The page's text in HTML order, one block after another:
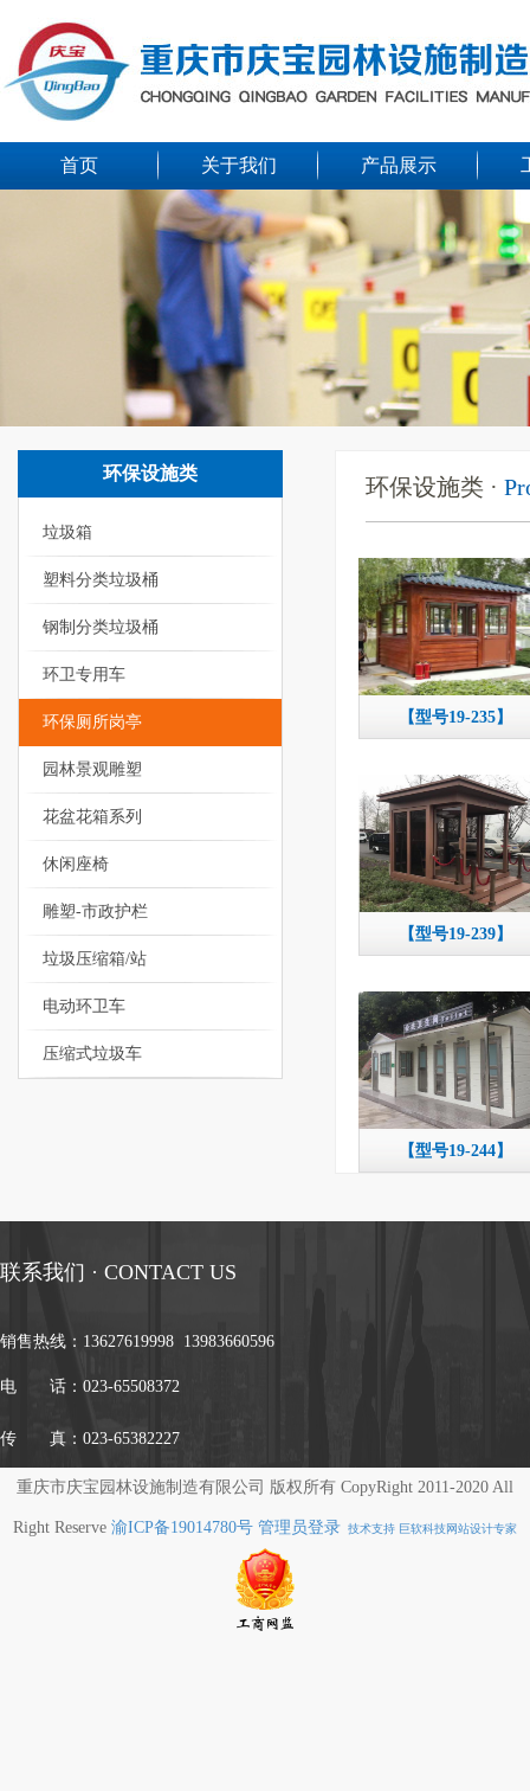
首页 关于我们 产品展示
环保设施类
垃圾箱
塑料分类垃圾桶
钢制分类垃圾桶
环卫专用车
环保厕所岗亭
园林景观雕塑
花盆花箱系列
休闲座椅
雕塑-市政护栏
垃圾压缩箱/站
电动环卫车
压缩式垃圾车
环保设施类 ·
【型号19-235】
【型号19-239】
【型号19-244】
联系我们 · CONTACT US
销售热线： 13627619998 13983660596
电 话：023-65508372
传 真：023-65382227
重庆市庆宝园林设施制造有限公司 版权所有 CopyRight 2011-2020 All
Right Reserve 渝ICP备19014780号 管理员登录 技术支持 巨软科技网站设计专家